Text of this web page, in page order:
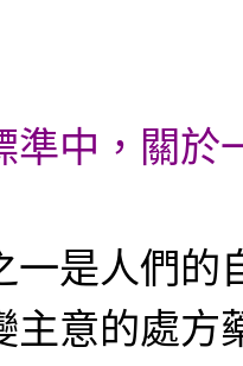
準中，關於
一是人們的
主意的處方